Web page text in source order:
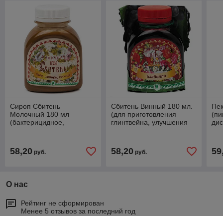
Сироп Сбитень
Молочный 180 мл
(бактерицидное,
бронхит)
58,20 руб.
Сбитень Винный 180 мл.
(для приготовления
глинтвейна, улучшения
58,20руб.
О нас
Рейтинг не сформирован
Менее 5 отзывов за последний год